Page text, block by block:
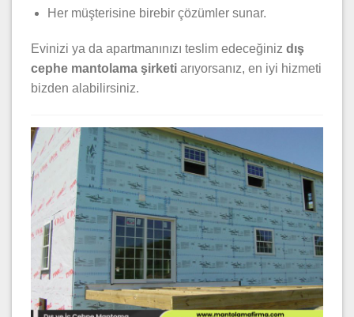
Her müşterisine birebir çözümler sunar.
Evinizi ya da apartmanınızı teslim edeceğiniz dış
cephe mantolama şirketi arıyorsanız, en iyi hizmeti
bizden alabilirsiniz.